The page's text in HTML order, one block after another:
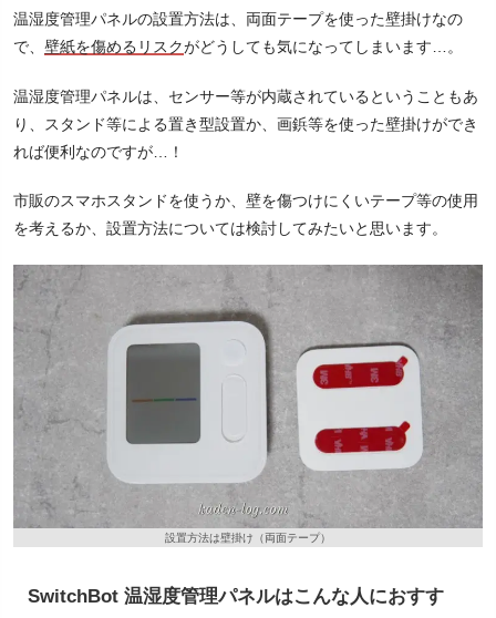
温湿度管理パネルの設置方法は、両面テープを使った壁掛けなの
で、 壁紙を傷めるリスクがどうしても気になってしまいます…。
温湿度管理パネルは、センサー等が内蔵されているということもあ
り、スタンド等による置き型設置か、画鋲等を使った壁掛けができ
れば便利なのですが…！
市販のスマホスタンドを使うか、壁を傷つけにくいテープ等の使用
を考えるか、設置方法については検討してみたいと思います。
設置方法は壁掛け（両面テープ）
SwitchBot 温湿度管理パネルはこんな人におすす